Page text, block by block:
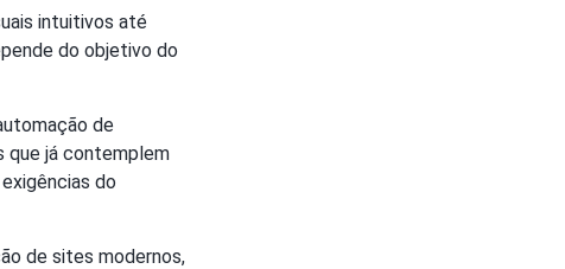
intuitivos até
do objetivo do
de
que já contemplem
do
de sites modernos,